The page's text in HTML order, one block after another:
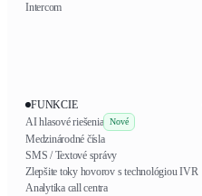
Intercom
FUNKCIE
AI hlasové riešenia
Nové
Medzinárodné čísla
SMS / Textové správy
Zlepšite toky hovorov s technológiou IVR
Analytika call centra